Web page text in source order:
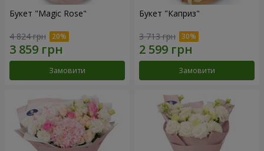
Букет "Magic Rose"
4 824 грн
Замовити
Букет "Каприз"
3 713 грн
Замовити